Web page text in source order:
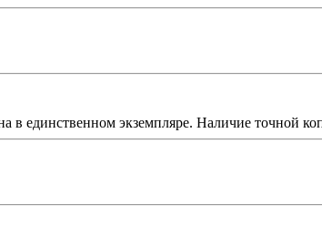
в единственном экземпляре. Наличие